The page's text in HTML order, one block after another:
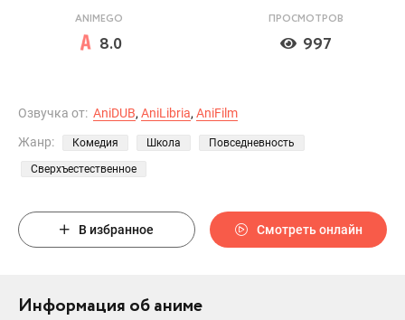
ANIMEGO
8.0
ПРОСМОТРОВ
997
Озвучка от: AniDUB, AniLibria, AniFilm
Жанр:
Комедия Школа Повседневность
Сверхъестественное
В избранное Смотреть онлайн
Информация об аниме